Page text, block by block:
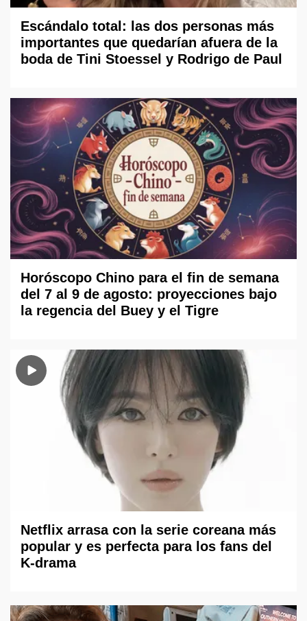
Escándalo total: las dos personas más
importantes que quedarían afuera de la
boda de Tini Stoessel y Rodrigo de Paul
Horóscopo Chino para el fin de semana
del 7 al 9 de agosto: proyecciones bajo
la regencia del Buey y el Tigre
Netflix arrasa con la serie coreana más
popular y es perfecta para los fans del
K-drama